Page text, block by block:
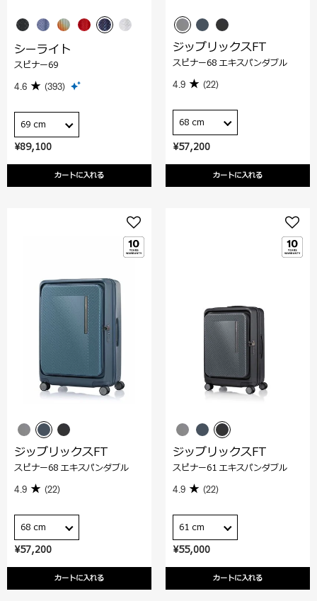
¥89,100
カートに入れる
シーライト
スピナー69
4.6 (393)
69 cm
¥57,200
カートに入れる
ジップリックスFT
スピナー68 エキスパンダブル
4.9 (22)
68 cm
¥57,200
カートに入れる
ジップリックスFT
スピナー68 エキスパンダブル
4.9 (22)
68 cm
¥55,000
カートに入れる
ジップリックスFT
スピナー61 エキスパンダブル
4.9 (22)
61 cm